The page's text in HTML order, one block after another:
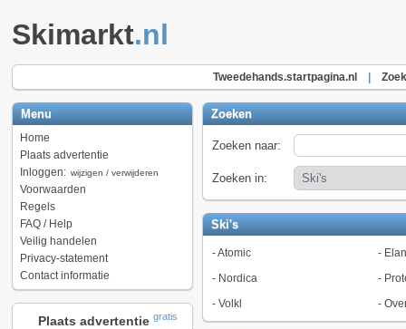
Skimarkt.nl
Tweedehands.startpagina.nl
Menu
Home
Plaats advertentie
Inloggen: wijzigen / verwijderen
Voorwaarden
Regels
FAQ / Help
Veilig handelen
Privacy-statement
Contact informatie
Plaats advertentie gratis
Zoeken
Zoeken naar:
Zoeken in:
Ski's
-Atomic - Elan
- Nordica -
- Volkl -